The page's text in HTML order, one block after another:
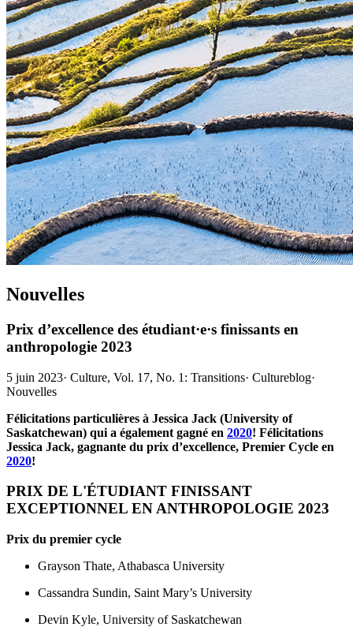
Nouvelles
Prix d’excellence des étudiant·e·s finissants en
anthropologie 2023
5 juin 2023· Culture, Vol. 17, No. 1: Transitions· Cultureblog·
Nouvelles
Félicitations particulières à Jessica Jack (University of
Saskatchewan) qui a également gagné en 2020! Félicitations
Jessica Jack, gagnante du prix d’excellence, Premier Cycle en
2020!
PRIX DE L'ÉTUDIANT FINISSANT
EXCEPTIONNEL EN ANTHROPOLOGIE 2023
Prix du premier cycle
Grayson Thate, Athabasca University
Cassandra Sundin, Saint Mary’s University
Devin Kyle, University of Saskatchewan